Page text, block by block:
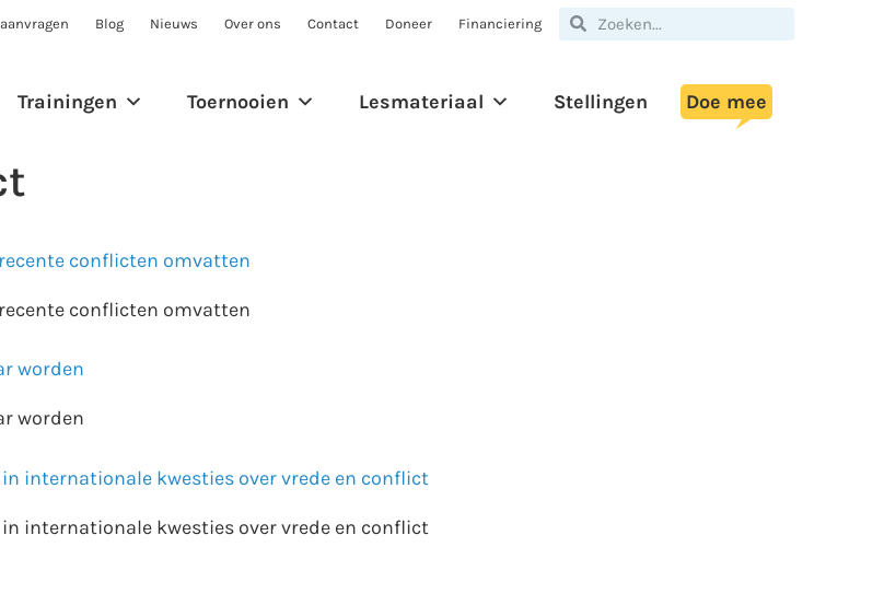
Blog Nieuws Over ons Contact Doneer Financiering
Trainingen Toernooien Lesmateriaal Stellingen Doe mee
conflicten omvatten
conflicten omvatten
worden
worden
internationale kwesties over vrede en conflict
internationale kwesties over vrede en conflict